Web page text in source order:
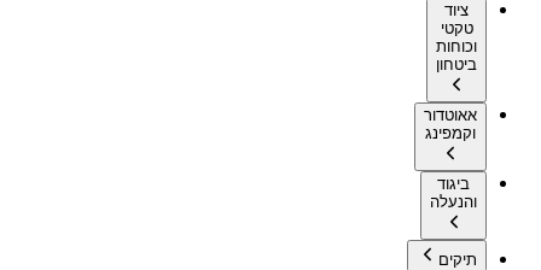
ציוד
טקטי
וכוחות
ביטחון
אאוטדור
וקמפינג
ביגוד
והנעלה
תיקים